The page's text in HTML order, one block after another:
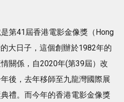
第41屆香港電影金像獎（Hong
大日子，這個創辦於1982年的
關係，自2020年(第39屆）改
後，去年移師至九龍灣國際展
禮。而今年的香港電影金像獎